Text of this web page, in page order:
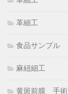
革細工
食品サンプル
麻紐細工
黄斑前膜 手術